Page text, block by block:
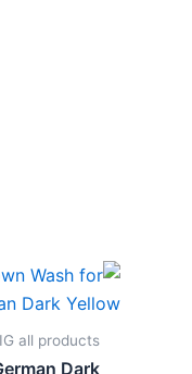
all products
Dark